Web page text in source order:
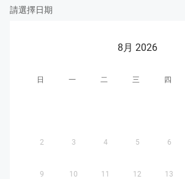
請選擇日期
8月 2026
日 一 二 三 四
2 3 4 5 6
9 10 11 12 13